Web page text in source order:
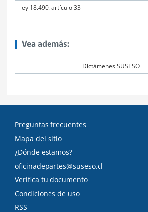
ley 18.490, artículo 33
Vea además:
Dictámenes SUSESO
Preguntas frecuentes
Mapa del sitio
¿Dónde estamos?
oficinadepartes@suseso.cl
Verifica tu documento
Condiciones de uso
RSS